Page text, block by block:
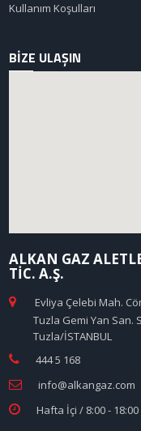
Kullanım Koşulları
BİZE ULAŞIN
ALKAN GAZ
TİC. A.Ş.
Evliya Çelebi Mah.
Tuzla Gemi Yan San.
Tuzla/İSTANBUL
444 5 168
info@alkangaz.com
Hafta İçi / 8:00 - 18:00